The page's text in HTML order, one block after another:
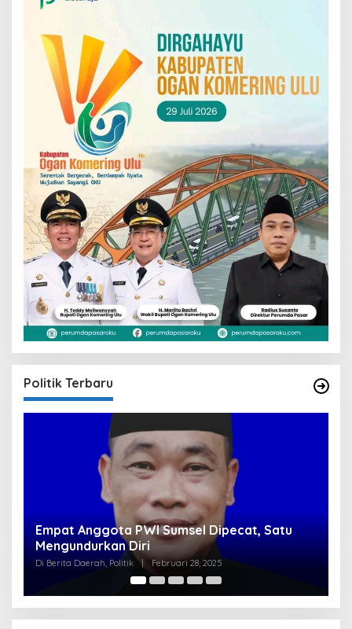
Politik Terbaru
Empat Anggota PWI Sumsel Dipecat, Satu
Mengundurkan Diri
Di Berita Daerah, Politik | Februari 28, 2025
Tirta